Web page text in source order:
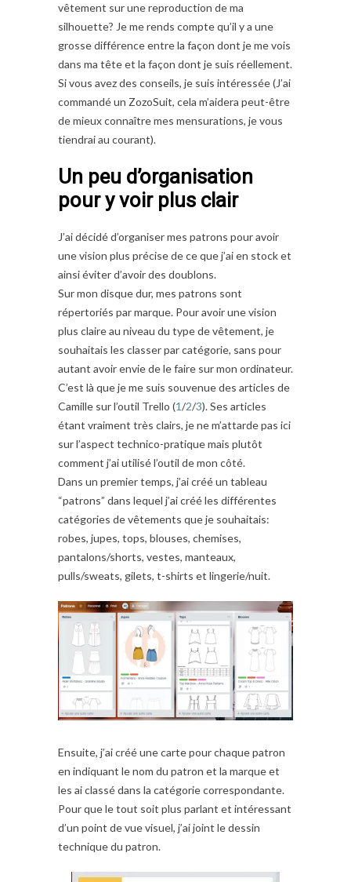
vêtement sur une reproduction de ma
silhouette? Je me rends compte qu’il y a une
grosse différence entre la façon dont je me vois
dans ma tête et la façon dont je suis réellement.
Si vous avez des conseils, je suis intéressée (J’ai
commandé un ZozoSuit, cela m’aidera peut-être
de mieux connaître mes mensurations, je vous
tiendrai au courant).
Un peu d’organisation
pour y voir plus clair
J’ai décidé d’organiser mes patrons pour avoir
une vision plus précise de ce que j’ai en stock et
ainsi éviter d’avoir des doublons.
Sur mon disque dur, mes patrons sont
répertoriés par marque. Pour avoir une vision
plus claire au niveau du type de vêtement, je
souhaitais les classer par catégorie, sans pour
autant avoir envie de le faire sur mon ordinateur.
C’est là que je me suis souvenue des articles de
Camille sur l’outil Trello (1/2/3). Ses articles
étant vraiment très clairs, je ne m’attarde pas ici
sur l’aspect technico-pratique mais plutôt
comment j’ai utilisé l’outil de mon côté.
Dans un premier temps, j’ai créé un tableau
“patrons” dans lequel j’ai créé les différentes
catégories de vêtements que je souhaitais:
robes, jupes, tops, blouses, chemises,
pantalons/shorts, vestes, manteaux,
pulls/sweats, gilets, t-shirts et lingerie/nuit.
Ensuite, j’ai créé une carte pour chaque patron
en indiquant le nom du patron et la marque et
les ai classé dans la catégorie correspondante.
Pour que le tout soit plus parlant et intéressant
d’un point de vue visuel, j’ai joint le dessin
technique du patron.